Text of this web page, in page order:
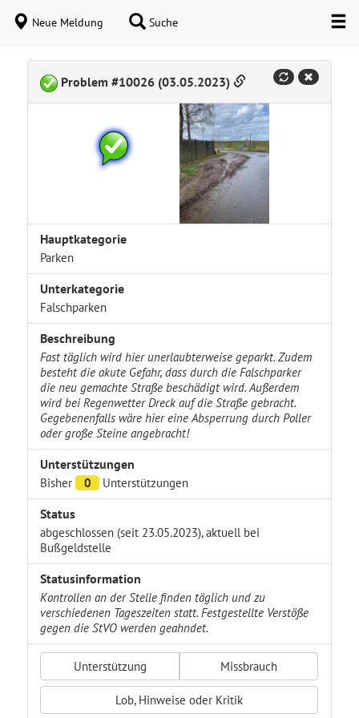
Neue Meldung Suche
Problem #10026 (03.05.2023)
Hauptkategorie
Parken
Unterkategorie
Falschparken
Beschreibung
Fast täglich wird hier unerlaubterweise geparkt. Zudem
besteht die akute Gefahr, dass durch die Falschparker
die neu gemachte Straße beschädigt wird. Außerdem
wird bei Regenwetter Dreck auf die Straße gebracht.
Gegebenenfalls wäre hier eine Absperrung durch Poller
oder große Steine angebracht!
Unterstützungen
Bisher 0 Unterstützungen
Status
abgeschlossen (seit 23.05.2023), aktuell bei
Bußgeldstelle
Statusinformation
Kontrollen an der Stelle finden täglich und zu
verschiedenen Tageszeiten statt. Festgestellte Verstöße
gegen die StVO werden geahndet.
Unterstützung Missbrauch
Lob, Hinweise oder Kritik